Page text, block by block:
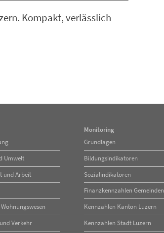
Kompakt, verlässlich
Umwelt
und Arbeit
Verkehr
Monitoring
Navigation
überspringen
Grundlagen
Bildungsindikatoren
Sozialindikatoren
Finanzkennzahlen Gemeinden
Kennzahlen Kanton Luzern
Kennzahlen Stadt Luzern